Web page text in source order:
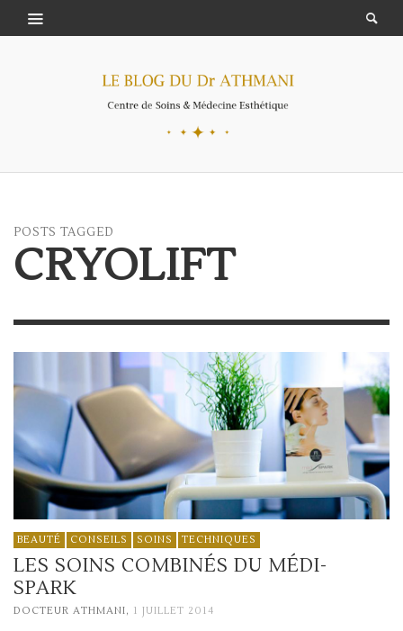
POSTS TAGGED
CRYOLIFT
BEAUTÉ CONSEILS SOINS TECHNIQUES
LES SOINS COMBINÉS DU MÉDI-
SPARK
DOCTEUR ATHMANI, 1 JUILLET 2014